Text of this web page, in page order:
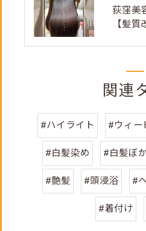
荻窪美
【髪
関連
#ハイライト #ウィー
#白髪染め #白髪ぼ
#艶髪 #頭浸浴 #
#着付け